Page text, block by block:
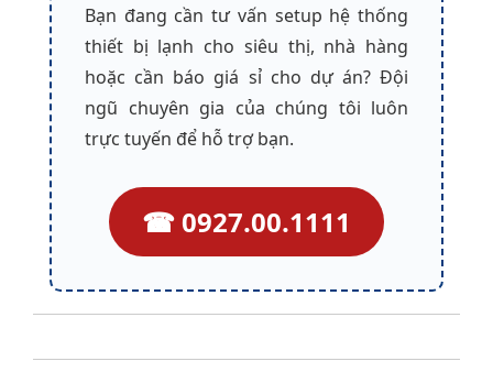
Bạn đang cần tư vấn setup hệ thống
thiết bị lạnh cho siêu thị, nhà hàng
hoặc cần báo giá sỉ cho dự án? Đội
ngũ chuyên gia của chúng tôi luôn
trực tuyến để hỗ trợ bạn.
☎ 0927.00.1111